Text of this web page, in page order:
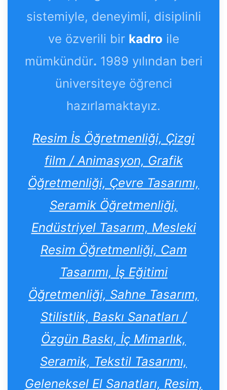
sistemiyle, deneyimli, disiplinli
ve özverili bir kadro ile
mümkündür. 1989 yılından beri
üniversiteye öğrenci
hazırlamaktayız.
Resim İs Öğretmenliği, Çizgi
film / Animasyon, Grafik
Öğretmenliği, Çevre Tasarımı,
Seramik Öğretmenliği,
Endüstriyel Tasarım, Mesleki
Resim Öğretmenliği, Cam
Tasarımı, İş Eğitimi
Öğretmenliği, Sahne Tasarım,
Stilistlik, Baskı Sanatları /
Özgün Baskı, İç Mimarlık,
Seramik, Tekstil Tasarımı,
Geleneksel El Sanatları, Resim,